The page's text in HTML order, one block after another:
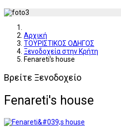
Αρχική
ΤΟΥΡΙΣΤΙΚΟΣ ΟΔΗΓΟΣ
Ξενοδοχεία στην Κρήτη
Fenareti's house
Βρείτε Ξενοδοχείο
Fenareti's house